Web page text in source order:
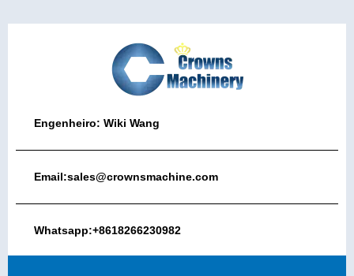
Engenheiro: Wiki Wang
Email:sales@crownsmachine.com
Whatsapp:+8618266230982